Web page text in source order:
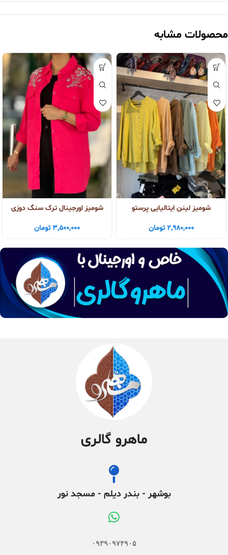
محصولات مشابه
شومیز لینن ایتالیایی پرستو
2,980,000 تومان
شومیز اورجینال ترک سنگ دوزی
3,500,000 تومان
ماهرو گالری
بوشهر - بندر دیلم - مسجد نور
۰۹۳۹۰۹۷۴۹۰۵